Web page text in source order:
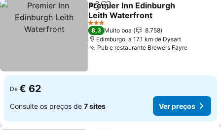
PartilharAdicionar aos favoritos
Premier Inn Edinburgh
Leith Waterfront
Ver preços
3 Estrelas
8,3 Muito boa
8.758
Edimburgo, a 17.1 km de Dysart
Pub e restaurante Brewers FayreVer
De € 62
Consulte os preços de 7 sites Ver preços